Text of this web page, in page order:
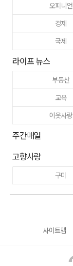
오피니언
경제
국제
라이프 뉴스
부동산
교육
이웃사랑
주간매일
고향사랑
구미
사이트맵